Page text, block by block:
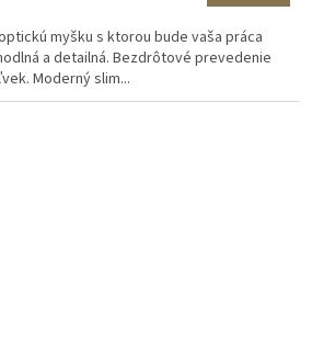
myšku s ktorou bude vaša práca
a detailná. Bezdrôtové prevedenie
Moderný slim...